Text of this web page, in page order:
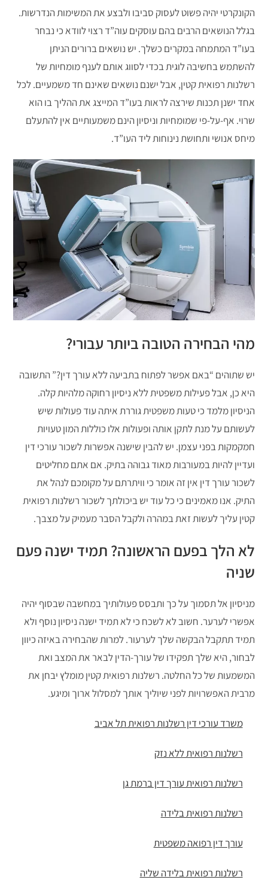
הקונקרטי יהיה פשוט לעסוק סביבו ולבצע את המשימות הנדרשות.
בגלל הנושאים הרבים בהם עוסקים עוה”ד רצוי לוודא כי נבחר
בעו”ד המתמחה במקרים כשלך. יש נושאים ברורים הניתן
להשתמש בחשיבה לוגית בכדי לסווג אותם לענף מומחיות של
רשלנות רפואית קטין, אבל ישנם נושאים שאינם חד משמעיים. לכל
אחד ישנן תכנות שירצה לראות בעו”ד המייצג את ההליך בו הוא
שרוי. אף-על-פי שמומחיות וניסיון הינם משמעותיים אין להתעלם
מיחס אנושי ותחושת נינוחות ליד העו”ד.
מהי הבחירה הטובה ביותר עבורי?
יש שתוהים “באם אפשר לפתוח בתביעה ללא עורך דין?” התשובה
היא כן, אבל פעילות משפטית ללא ניסיון רחוקה מלהיות קלה.
הניסיון מלמד כי טעות משפטית גוררת איתה עוד פעולות שיש
לעשותם על מנת לתקן אותה ופעולות אלו כוללות המון טעויות
חמקמקות בפני עצמן. יש להבין שישנה אפשרות לשכור עורכי דין
ועדיין להיות במעורבות מאוד גבוהה בתיק. אם אתם מחליטים
לשכור עורך דין אין זה אומר כי וויתרתם על מקומכם לנהל את
התיק. אנו מאמינים כי כל עוד יש ביכולתך לשכור רשלנות רפואית
קטין עליך לעשות זאת במהרה ולקבל הסבר מעמיק על מצבך.
לא הלך בפעם הראשונה? תמיד ישנה פעם
שניה
מניסיון אל תסמוך על כך ותבסס פעולותיך במחשבה שבסוף יהיה
אפשרי לערער. חשוב לא לשכח כי לא תמיד ישנה ניסיון נוסף ולא
תמיד תתקבל הבקשה שלך לערעור. למרות שהבחירה באיזה כיוון
לבחור, היא שלך תפקידו של עורך-הדין לבאר את המצב ואת
המשמעות של כל החלטה. רשלנות רפואית קטין מומלץ יבחן את
מרבית האפשרויות לפני שיוליך אותך למסלול ארוך ומיגע.
משרד עורכי דין רשלנות רפואית תל אביב
רשלנות רפואית ללא נזק
רשלנות רפואית עורך דין ברמת גן
רשלנות רפואית בלידה
עורך דין רפואה משפטית
רשלנות רפואית בלידה שליה